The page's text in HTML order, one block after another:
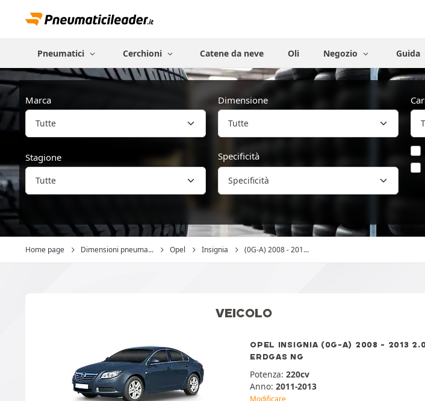
Pneumatici Cerchioni Catene da neve Oli Negozio Guida
Marca
Tutte
Dimensione
Stagione Specificità
Specificità
Home page Dimensioni pneuma... Opel Insignia (0G-A) 2008 - 201...
VEICOLO
OPEL INSIGNIA (0G-A) 2008 - 2013
ERDGAS NG
Potenza:220cv
Anno:2011-2013
Modificare